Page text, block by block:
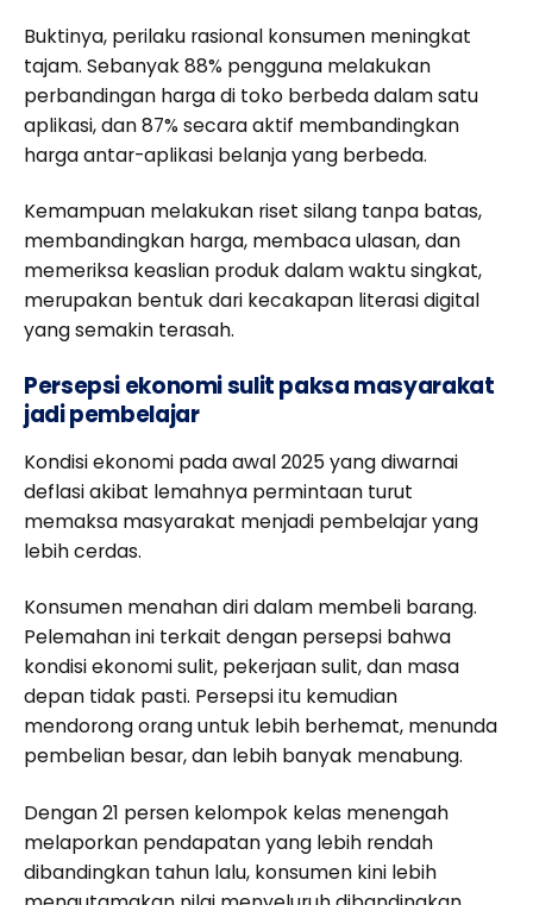
Buktinya, perilaku rasional konsumen meningkat
tajam. Sebanyak 88% pengguna melakukan
perbandingan harga di toko berbeda dalam satu
aplikasi, dan 87% secara aktif membandingkan
harga antar-aplikasi belanja yang berbeda.
Kemampuan melakukan riset silang tanpa batas,
membandingkan harga, membaca ulasan, dan
memeriksa keaslian produk dalam waktu singkat,
merupakan bentuk dari kecakapan literasi digital
yang semakin terasah.
Persepsi ekonomi sulit paksa masyarakat
jadi pembelajar
Kondisi ekonomi pada awal 2025 yang diwarnai
deflasi akibat lemahnya permintaan turut
memaksa masyarakat menjadi pembelajar yang
lebih cerdas.
Konsumen menahan diri dalam membeli barang.
Pelemahan ini terkait dengan persepsi bahwa
kondisi ekonomi sulit, pekerjaan sulit, dan masa
depan tidak pasti. Persepsi itu kemudian
mendorong orang untuk lebih berhemat, menunda
pembelian besar, dan lebih banyak menabung.
Dengan 21 persen kelompok kelas menengah
melaporkan pendapatan yang lebih rendah
dibandingkan tahun lalu, konsumen kini lebih